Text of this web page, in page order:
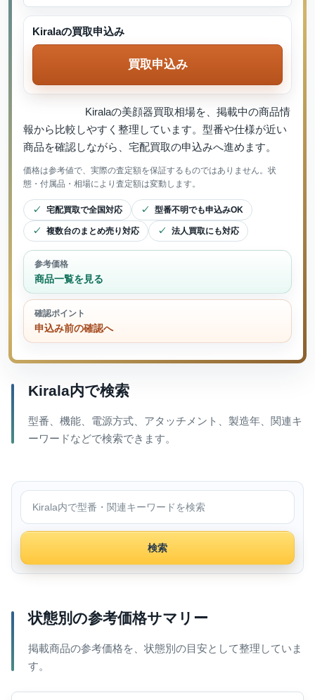
Kiralaの美顔器買取相場を、掲載中の商品情
報から比較しやすく整理しています。型番や仕様が近い
商品を確認しながら、宅配買取の申込みへ進めます。
価格は参考値で、実際の査定額を保証するものではありません。状
態・付属品・相場により査定額は変動します。
宅配買取で全国対応 型番不明でも申込みOK
複数台のまとめ売り対応 法人買取にも対応
参考価格
商品一覧を見る
確認ポイント
申込み前の確認へ
Kiralaの買取申込み
買取申込み
Kirala内で検索
型番、機能、電源方式、アタッチメント、製造年、関連キ
ーワードなどで検索できます。
Kirala内で検索
検索
状態別の参考価格サマリー
掲載商品の参考価格を、状態別の目安として整理していま
す。